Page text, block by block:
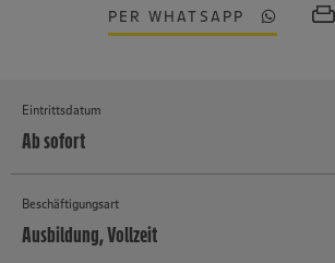
PER WHATSAPP
Eintrittsdatum
Ab sofort
Beschäftigungsart
Ausbildung, Vollzeit